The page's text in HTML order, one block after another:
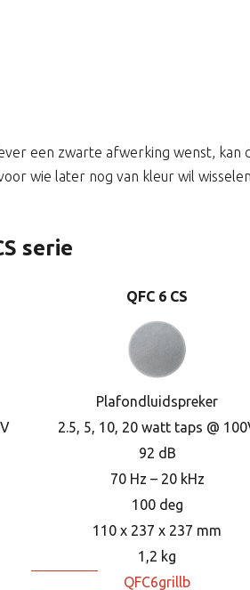
een zwarte afwerking wenst, kan
wie later nog van kleur wil
serie
QFC 6 CS
Plafondluidspreker
2.5, 5, 10, 20 watt taps @
92 dB
70 Hz – 20 kHz
100 deg
110 x 237 x 237 mm
1,2 kg
QFC6grillb